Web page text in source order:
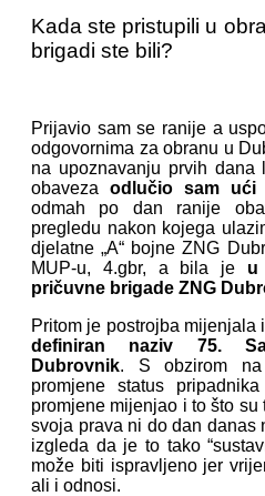
Kada ste pristupili u
brigadi ste bili?
Prijavio sam se ranije a
odgovornima za obranu u
na upoznavanju prvih dana
obaveza odlučio sam ući
odmah po dan ranije
pregledu nakon kojega
djelatne „A“ bojne ZNG
MUP-u, 4.gbr, a bila je u
pričuvne brigade ZNG
Pritom je postrojba
definiran naziv 75.
Dubrovnik. S obzirom na
promjene status
promjene mijenjao i to što
svoja prava ni do dan danas
izgleda da je to tako
može biti ispravljeno jer
ali i odnosi.